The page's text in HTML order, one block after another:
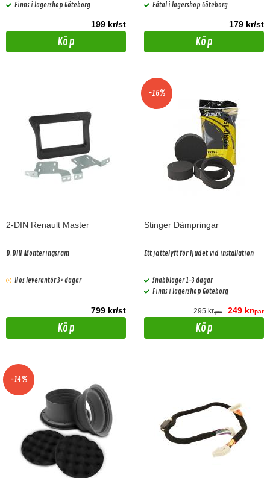
Finns i lagershop Göteborg
199 kr/st
Köp
Fåtal i lagershop Göteborg
179 kr/st
Köp
2-DIN Renault Master
D.DIN Monteringsram
Hos leverantör 3+ dagar
799 kr/st
Köp
-16%
Stinger Dämpringar
Ett jättelyft för ljudet vid installation
Snabblager 1-3 dagar
Finns i lagershop Göteborg
295 kr/par 249 kr/par
Köp
-14%